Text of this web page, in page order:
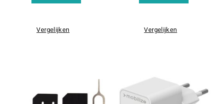
Vergelijken Vergelijken